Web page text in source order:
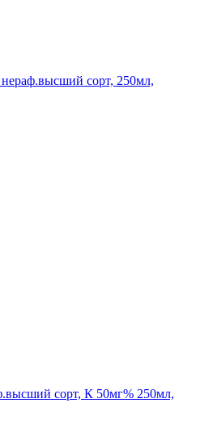
сорт, 250мл,
сорт, К 50мг% 250мл,